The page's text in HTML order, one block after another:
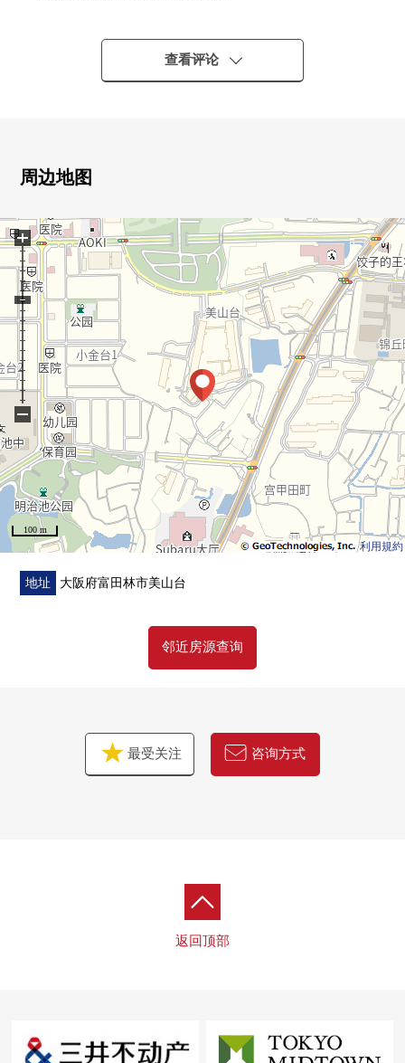
○光照关于朝南良好
查看评论
周边地图
利用規約
100 m
+
−
地址 大阪府富田林市美山台
邻近房源查询
最受关注 咨询方式
返回顶部